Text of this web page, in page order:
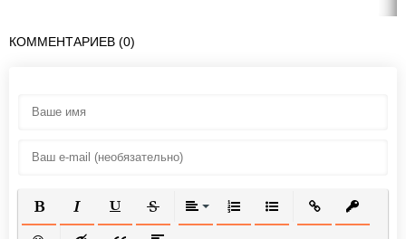
КОММЕНТАРИЕВ (0)
ПОЛУЖИРНЫЙ
КУРСИВПОДЧЕРКНУТЫЙ
ЗАЧЕРКНУТЫЙВЫРАВНИВАНИЕ
НУМЕРОВАННЫЙ СПИСОК
МАРКИРОВАННЫЙ
ВСТАВИТЬ